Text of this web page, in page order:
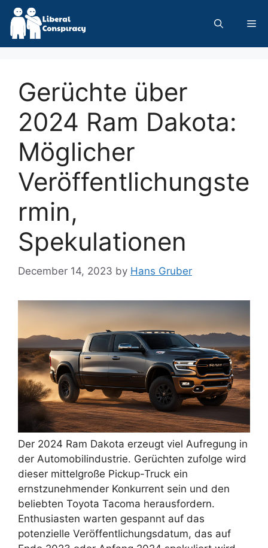
Skip
content
Gerüchte über
2024 Ram Dakota:
Möglicher
Veröffentlichungste
rmin,
Spekulationen
December 14, 2023 by Hans Gruber
Der 2024 Ram Dakota erzeugt viel Aufregung in
der Automobilindustrie. Gerüchten zufolge wird
dieser mittelgroße Pickup-Truck ein
ernstzunehmender Konkurrent sein und den
beliebten Toyota Tacoma herausfordern.
Enthusiasten warten gespannt auf das
potenzielle Veröffentlichungsdatum, das auf